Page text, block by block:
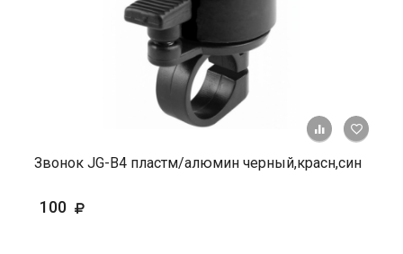
+ К
Звонок JG-B4 пластм/алюмин черный,красн,син
100